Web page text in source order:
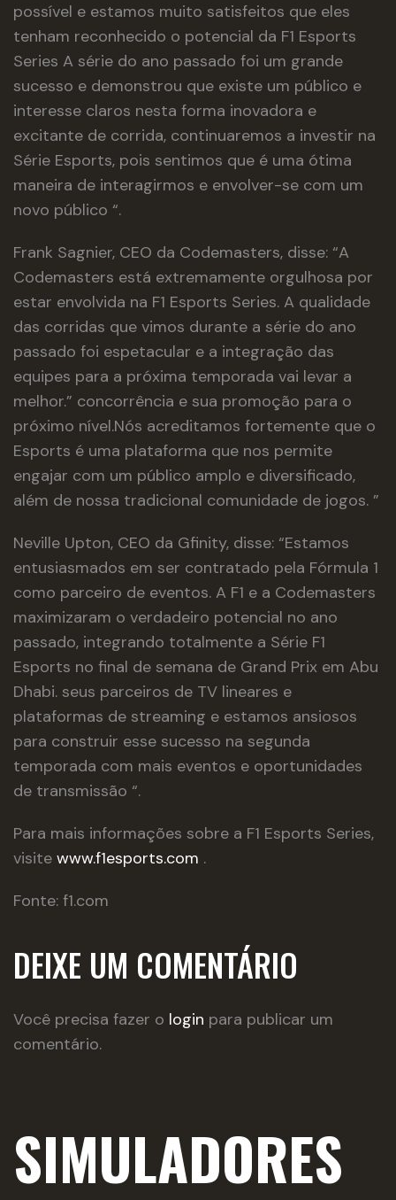
possível e estamos muito satisfeitos que eles
tenham reconhecido o potencial da F1 Esports
Series A série do ano passado foi um grande
sucesso e demonstrou que existe um público e
interesse claros nesta forma inovadora e
excitante de corrida, continuaremos a investir na
Série Esports, pois sentimos que é uma ótima
maneira de interagirmos e envolver-se com um
novo público “.
Frank Sagnier, CEO da Codemasters, disse: “A
Codemasters está extremamente orgulhosa por
estar envolvida na F1 Esports Series. A qualidade
das corridas que vimos durante a série do ano
passado foi espetacular e a integração das
equipes para a próxima temporada vai levar a
melhor.” concorrência e sua promoção para o
próximo nível.Nós acreditamos fortemente que o
Esports é uma plataforma que nos permite
engajar com um público amplo e diversificado,
além de nossa tradicional comunidade de jogos. ”
Neville Upton, CEO da Gfinity, disse: “Estamos
entusiasmados em ser contratado pela Fórmula 1
como parceiro de eventos. A F1 e a Codemasters
maximizaram o verdadeiro potencial no ano
passado, integrando totalmente a Série F1
Esports no final de semana de Grand Prix em Abu
Dhabi. seus parceiros de TV lineares e
plataformas de streaming e estamos ansiosos
para construir esse sucesso na segunda
temporada com mais eventos e oportunidades
de transmissão “.
Para mais informações sobre a F1 Esports Series,
visite www.f1esports.com .
Fonte: f1.com
DEIXE UM COMENTÁRIO
Você precisa fazer o login para publicar um
comentário.
SIMULADORES